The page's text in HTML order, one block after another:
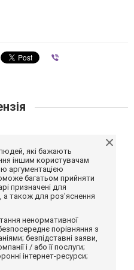
які бажають
іншим користувачам
аргументацією
багатьом прийняти
призначені для
а також для роз'яснення
ненормативної
порівняння з
безпідставні заяви,
і / або її послуги;
інтернет-ресурси;